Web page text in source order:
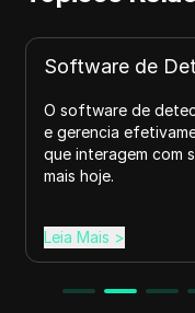
Software de
O software de
e gerencia
que interagem com
mais hoje.
Leia Mais >